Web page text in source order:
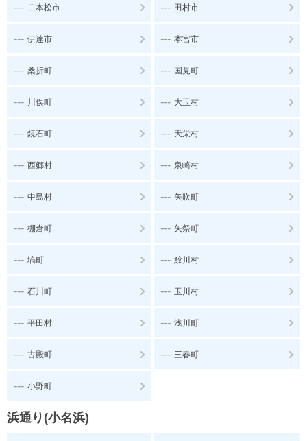
--- 二本松市 --- 田村市
--- 伊達市 --- 本宮市
--- 桑折町 --- 国見町
--- 川俣町 --- 大玉村
--- 鏡石町 --- 天栄村
--- 西郷村 --- 泉崎村
--- 中島村 --- 矢吹町
--- 棚倉町 --- 矢祭町
--- 塙町 --- 鮫川村
--- 石川町 --- 玉川村
--- 平田村 --- 浅川町
--- 古殿町 --- 三春町
--- 小野町
浜通り(小名浜)